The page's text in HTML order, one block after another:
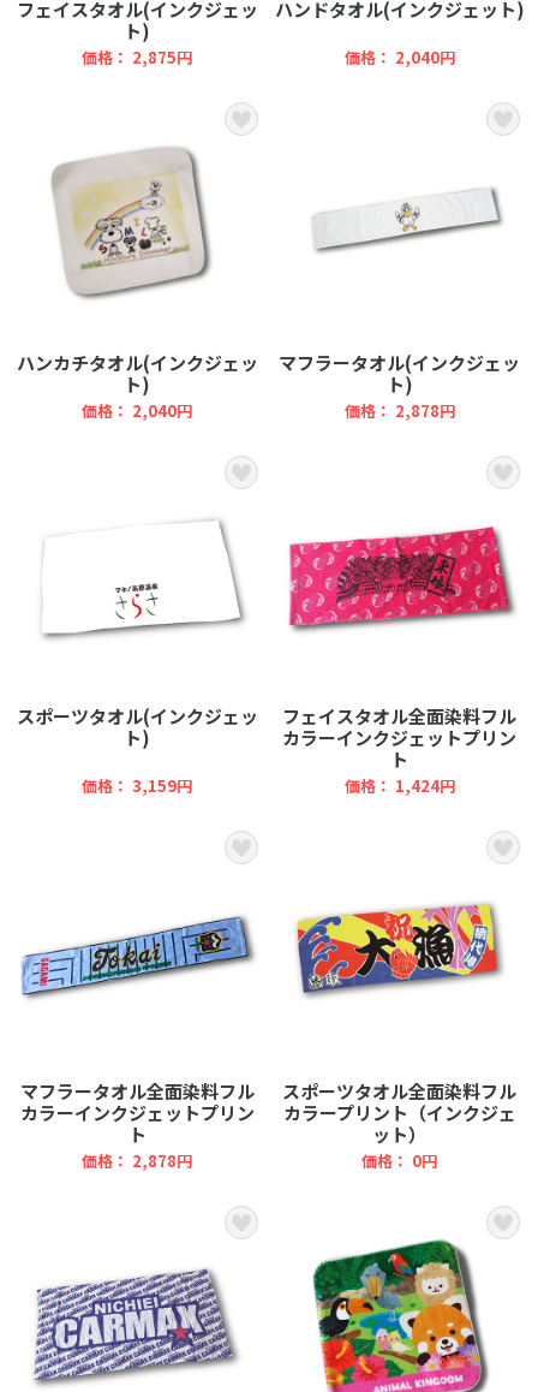
フェイスタオル(インクジェッ
ト)
価格： 2,875円
ハンドタオル(インクジェット)
価格： 2,040円
ハンカチタオル(インクジェッ
ト)
価格： 2,040円
マフラータオル(インクジェッ
ト)
価格： 2,878円
スポーツタオル(インクジェッ
ト)
価格： 3,159円
フェイスタオル全面染料フル
カラーインクジェットプリン
ト
価格： 1,424円
マフラータオル全面染料フル
カラーインクジェットプリン
ト
価格： 2,878円
スポーツタオル全面染料フル
カラープリント（インクジェ
ット）
価格： 0円